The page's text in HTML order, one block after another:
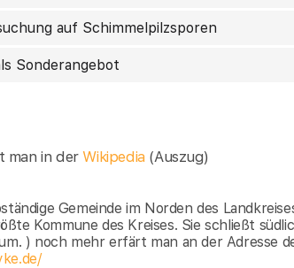
auf Schimmelpilzsporen
Sonderangebot
man in derWikipedia (Auszug)
Gemeinde im Norden des
Kommune des Kreises. Sie schließt
) noch mehr erfärt man an der Adresse